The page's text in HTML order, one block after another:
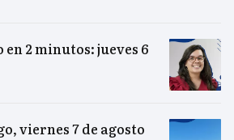
2 minutos: jueves 6
viernes 7 de agosto